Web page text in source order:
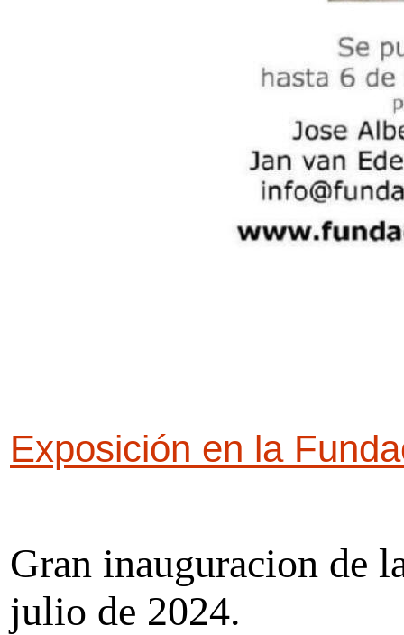
Exposición en la
Gran inauguracion de
julio de 2024.